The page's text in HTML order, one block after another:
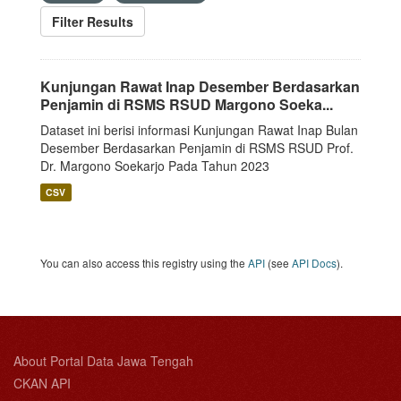
Filter Results
Kunjungan Rawat Inap Desember Berdasarkan
Penjamin di RSMS RSUD Margono Soeka...
Dataset ini berisi informasi Kunjungan Rawat Inap Bulan
Desember Berdasarkan Penjamin di RSMS RSUD Prof.
Dr. Margono Soekarjo Pada Tahun 2023
CSV
You can also access this registry using the API (see API Docs).
About Portal Data Jawa Tengah
CKAN API